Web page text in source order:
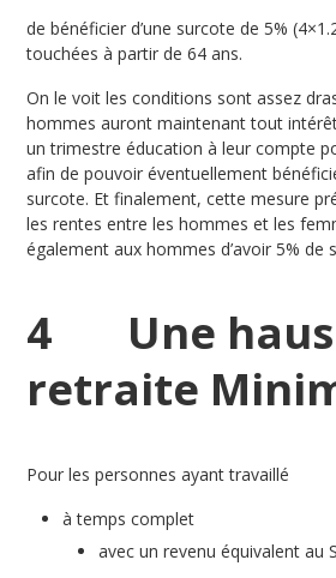
de bénéficier d’une surcote de 5%
touchées à partir de 64 ans.
On le voit les conditions sont assez
hommes auront maintenant tout
un trimestre éducation à leur compte
afin de pouvoir éventuellement
surcote. Et finalement, cette mesure
les rentes entre les hommes et les
également aux hommes d’avoir 5% de
4 Une
retraite
Pour les personnes ayant travaillé
à temps complet
avec un revenu équivalent au